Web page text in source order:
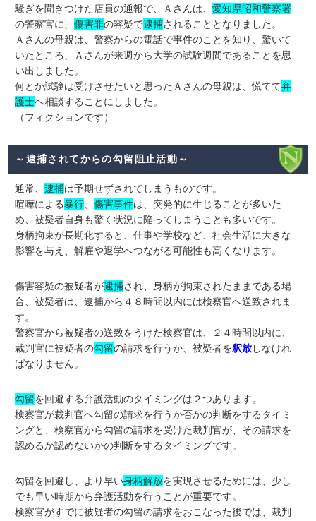
騒ぎを聞きつけた店員の通報で、Ａさんは、愛知県昭和警察署
の警察官に、傷害罪の容疑で逮捕されることとなりました。
Ａさんの母親は、警察からの電話で事件のことを知り、驚いて
いたところ、Ａさんが来週から大学の試験週間であることを思
い出しました。
何とか試験は受けさせたいと思ったＡさんの母親は、慌てて弁
護士へ相談することにしました。
（フィクションです）
～逮捕されてからの勾留阻止活動～
通常、逮捕は予期せずされてしまうものです。
喧嘩による暴行、傷害事件は、突発的に生じることが多いた
め、被疑者自身も驚く状況に陥ってしまうことも多いです。
身柄拘束が長期化すると、仕事や学校など、社会生活に大きな
影響を与え、解雇や退学へつながる可能性も高くなります。
傷害容疑の被疑者が逮捕され、身柄が拘束されたままである場
合、被疑者は、逮捕から４８時間以内には検察官へ送致されま
す。
警察官から被疑者の送致をうけた検察官は、２４時間以内に、
裁判官に被疑者の勾留の請求を行うか、被疑者を釈放しなけれ
ばなりません。
勾留を回避する弁護活動のタイミングは２つあります。
検察官が裁判官へ勾留の請求を行うか否かの判断をするタイミ
ングと、検察官から勾留の請求を受けた裁判官が、その請求を
認めるか認めないかの判断をするタイミングです。
勾留を回避し、より早い身柄解放を実現させるためには、少し
でも早い時期から弁護活動を行うことが重要です。
検察官がすでに被疑者の勾留の請求をおこなった後では、裁判